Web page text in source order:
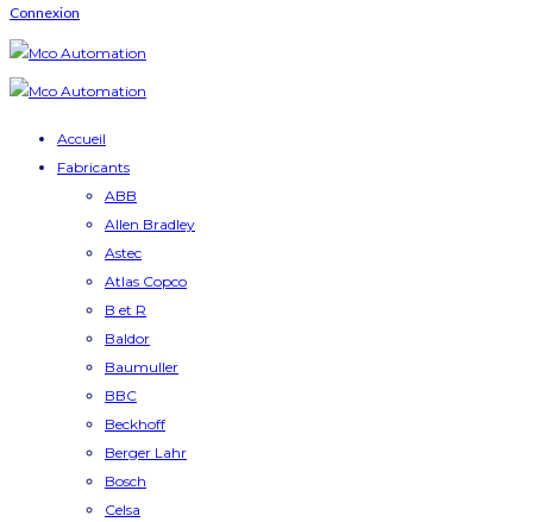
Connexion
Accueil
Fabricants
ABB
Allen Bradley
Astec
Atlas Copco
B et R
Baldor
Baumuller
BBC
Beckhoff
Berger Lahr
Bosch
Celsa